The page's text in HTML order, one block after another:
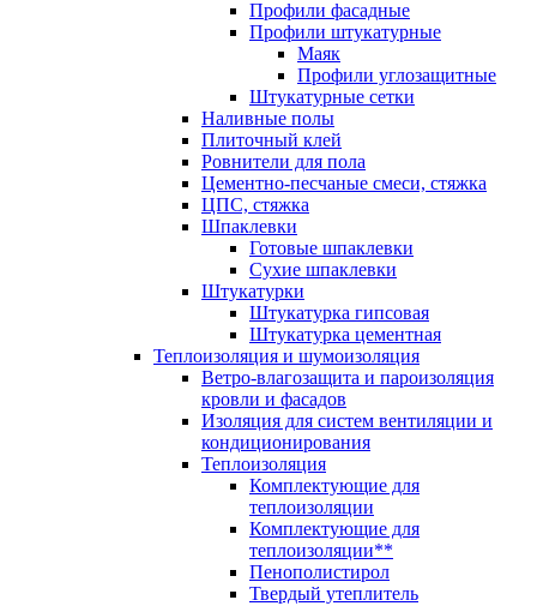
Профили фасадные
Профили штукатурные
Маяк
Профили углозащитные
Штукатурные сетки
Наливные полы
Плиточный клей
Ровнители для пола
Цементно-песчаные смеси, стяжка
ЦПС, стяжка
Шпаклевки
Готовые шпаклевки
Сухие шпаклевки
Штукатурки
Штукатурка гипсовая
Штукатурка цементная
Теплоизоляция и шумоизоляция
Ветро-влагозащита и пароизоляция
кровли и фасадов
Изоляция для систем вентиляции и
кондиционирования
Теплоизоляция
Комплектующие для
теплоизоляции
Комплектующие для
теплоизоляции**
Пенополистирол
Твердый утеплитель